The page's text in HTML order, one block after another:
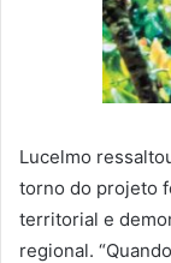
Lucelmo
torno do projeto
territorial e
regional.